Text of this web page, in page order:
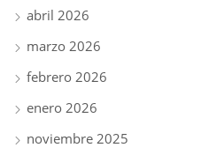
abril 2026
marzo 2026
febrero 2026
enero 2026
noviembre 2025